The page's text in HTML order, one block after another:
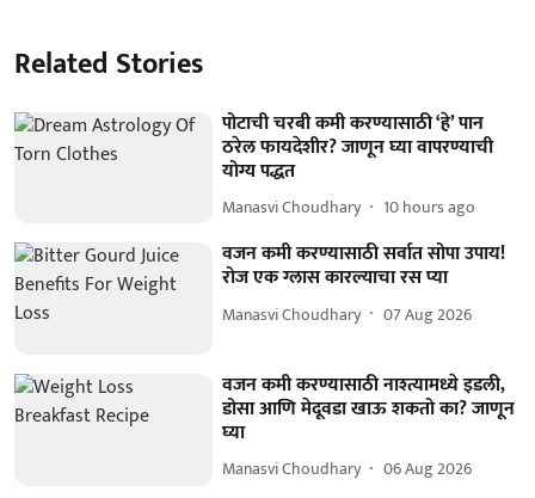
Related Stories
पोटाची चरबी कमी करण्यासाठी ‘हे’ पान
ठरेल फायदेशीर? जाणून घ्या वापरण्याची
योग्य पद्धत
Manasvi Choudhary 10 hours ago
वजन कमी करण्यासाठी सर्वात सोपा उपाय!
रोज एक ग्लास कारल्याचा रस प्या
Manasvi Choudhary 07 Aug 2026
वजन कमी करण्यासाठी नाश्त्यामध्ये इडली,
डोसा आणि मेदूवडा खाऊ शकतो का? जाणून
घ्या
Manasvi Choudhary 06 Aug 2026